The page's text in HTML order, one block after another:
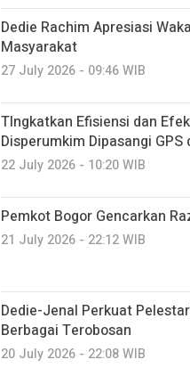
Dedie Rachim Apresiasi
Masyarakat
27 July 2026 - 09:46 WIB
TIngkatkan Efisiensi dan
Disperumkim Dipasangi GPS
22 July 2026 - 10:20 WIB
Pemkot Bogor Gencarkan
21 July 2026 - 22:12 WIB
Dedie-Jenal Perkuat
Berbagai Terobosan
20 July 2026 - 22:08 WIB